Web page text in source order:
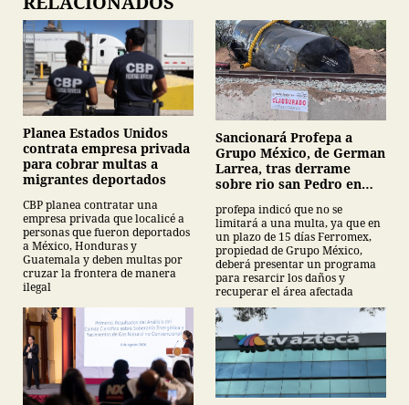
Planea Estados Unidos
contrata empresa privada
para cobrar multas a
migrantes deportados
CBP planea contratar una
empresa privada que localicé a
personas que fueron deportados
a México, Honduras y
Guatemala y deben multas por
cruzar la frontera de manera
ilegal
Sancionará Profepa a
Grupo México, de German
Larrea, tras derrame
sobre rio san Pedro en
profepa indicó que no se
limitará a una multa, ya que en
un plazo de 15 días Ferromex,
propiedad de Grupo México,
deberá presentar un programa
para resarcir los daños y
recuperar el área afectada